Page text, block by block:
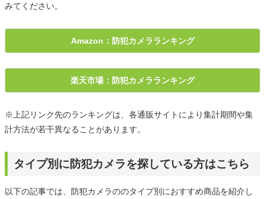
みてください。
Amazon：防犯カメラランキング
楽天市場：防犯カメラランキング
※上記リンク先のランキングは、各通販サイトにより集計期間や集
計方法が若干異なることがあります。
タイプ別に防犯カメラを探している方はこちら
以下の記事では、防犯カメラののタイプ別におすすめ商品を紹介し